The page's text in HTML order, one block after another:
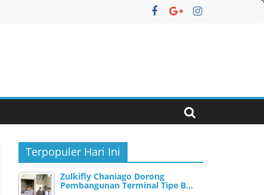
Terpopuler Hari Ini
Zulkifly Chaniago Dorong
Pembangunan Terminal Tipe B…